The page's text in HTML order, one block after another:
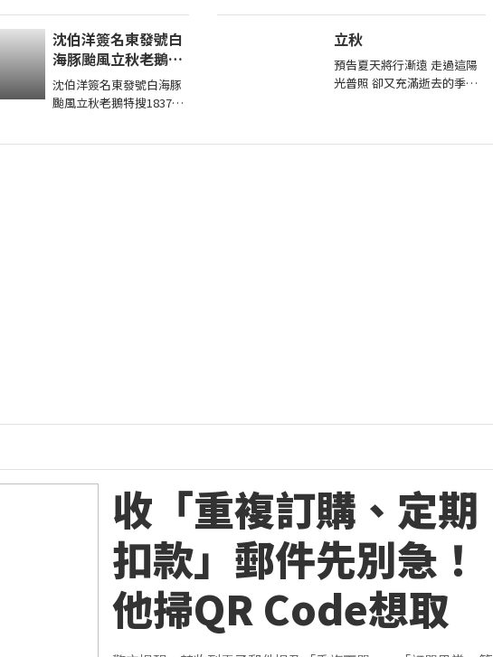
得到超多彩票！ 我們的蹦
蹦 ...
沈伯洋簽名東發號白
海豚颱風立秋老鵝特
搜1837
沈伯洋簽名東發號白海豚
颱風立秋老鵝特搜1837
立秋
預告夏天將行漸遠 走過這陽
光普照 卻又充滿逝去的季節
收「重複訂購、定期
扣款」郵件先別急！
他掃QR Code想取